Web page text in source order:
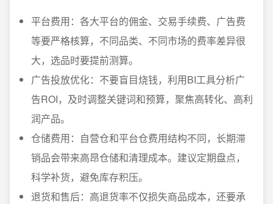
平台费用：各大平台的佣金、交易手续费、广告费
等要严格核算，不同品类、不同市场的费率差异很
大，选品时要提前测算。
广告投放优化：不要盲目烧钱，利用BI工具分析广
告ROI，及时调整关键词和预算，聚焦高转化、高利
润产品。
仓储费用：自营仓和平台仓费用结构不同，长期滞
销品会带来高昂仓储和清理成本。建议定期盘点，
科学补货，避免库存积压。
退货和售后：高退货率不仅损失商品成本，还要承